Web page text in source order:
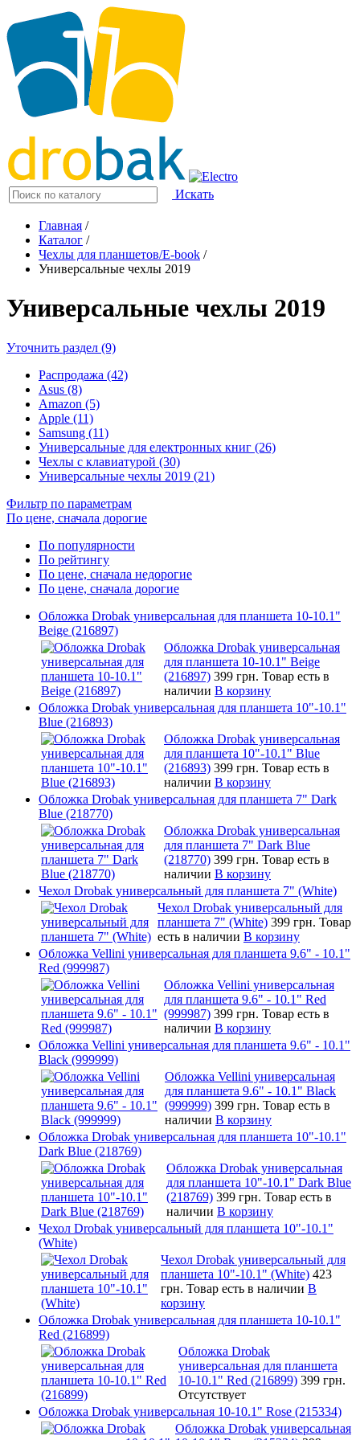
Искать
Главная /
Каталог /
Чехлы для планшетов/E-book /
Универсальные чехлы 2019
Универсальные чехлы 2019
Уточнить раздел (9)
Распродажа (42)
Asus (8)
Amazon (5)
Apple (11)
Samsung (11)
Универсальные для електронных книг (26)
Чехлы с клавиатурой (30)
Универсальные чехлы 2019 (21)
Фильтр по параметрам
По цене, сначала дорогие
По популярности
По рейтингу
По цене, сначала недорогие
По цене, сначала дорогие
Обложка Drobak универсальная для планшета 10-10.1"
Beige (216897)
Обложка Drobak универсальная
для планшета 10-10.1" Beige
(216897) 399 грн. Товар есть в
наличии В корзину
Обложка Drobak универсальная для планшета 10"-10.1"
Blue (216893)
Обложка Drobak универсальная
для планшета 10"-10.1" Blue
(216893) 399 грн. Товар есть в
наличии В корзину
Обложка Drobak универсальная для планшета 7" Dark
Blue (218770)
Обложка Drobak универсальная
для планшета 7" Dark Blue
(218770) 399 грн. Товар есть в
наличии В корзину
Чехол Drobak универсальный для планшета 7" (White)
Чехол Drobak универсальный для
планшета 7" (White) 399 грн. Товар
есть в наличии В корзину
Обложка Vellini универсальная для планшета 9.6" - 10.1"
Red (999987)
Обложка Vellini универсальная
для планшета 9.6" - 10.1" Red
(999987) 399 грн. Товар есть в
наличии В корзину
Обложка Vellini универсальная для планшета 9.6" - 10.1"
Black (999999)
Обложка Vellini универсальная
для планшета 9.6" - 10.1" Black
(999999) 399 грн. Товар есть в
наличии В корзину
Обложка Drobak универсальная для планшета 10"-10.1"
Dark Blue (218769)
Обложка Drobak универсальная
для планшета 10"-10.1" Dark Blue
(218769) 399 грн. Товар есть в
наличии В корзину
Чехол Drobak универсальный для планшета 10"-10.1"
(White)
Чехол Drobak универсальный для
планшета 10"-10.1" (White) 423
грн. Товар есть в наличии В
корзину
Обложка Drobak универсальная для планшета 10-10.1"
Red (216899)
Обложка Drobak
универсальная для планшета
10-10.1" Red (216899) 399 грн.
Отсутствует
Обложка Drobak универсальная 10-10.1" Rose (215334)
Обложка Drobak универсальная